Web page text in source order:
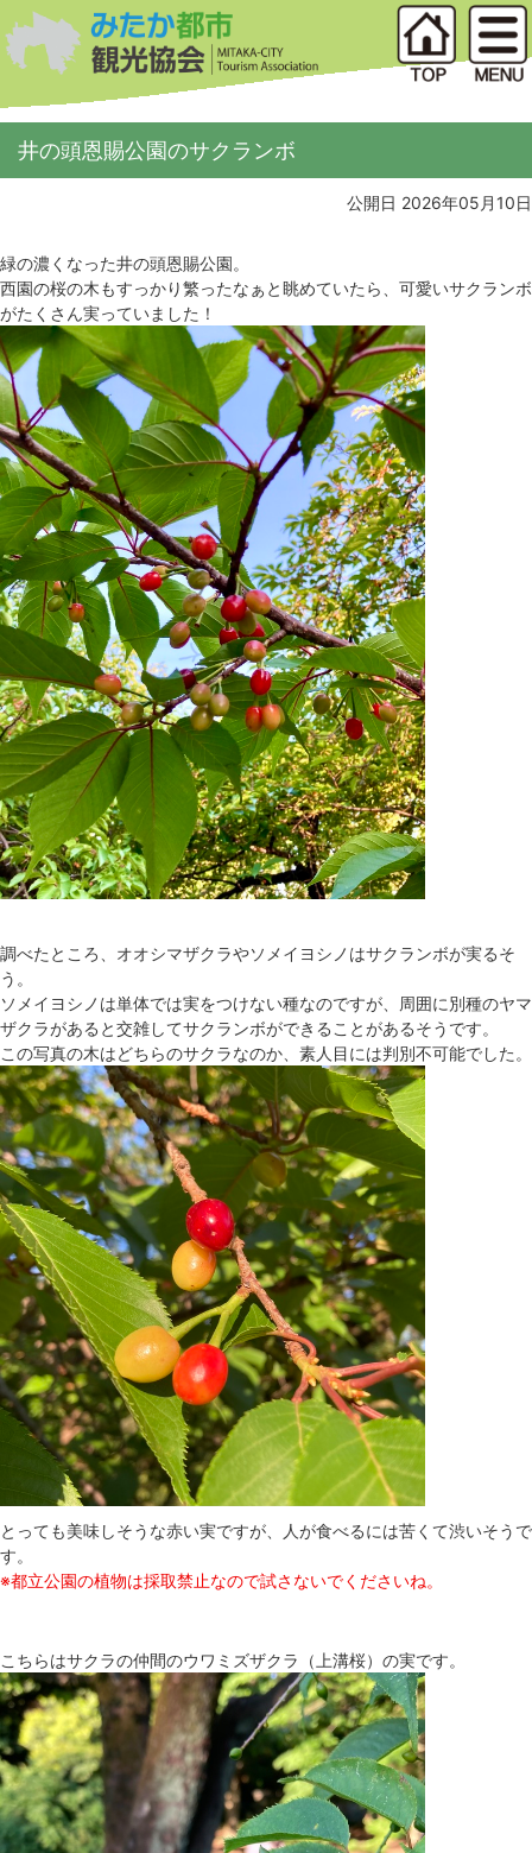
井の頭恩賜公園のサクランボ
公開日 2026年05月10日
緑の濃くなった井の頭恩賜公園。
西園の桜の木もすっかり繁ったなぁと眺めていたら、可愛いサクランボ
がたくさん実っていました！
調べたところ、オオシマザクラやソメイヨシノはサクランボが実るそ
う。
ソメイヨシノは単体では実をつけない種なのですが、周囲に別種のヤマ
ザクラがあると交雑してサクランボができることがあるそうです。
この写真の木はどちらのサクラなのか、素人目には判別不可能でした。
とっても美味しそうな赤い実ですが、人が食べるには苦くて渋いそうで
す。
※都立公園の植物は採取禁止なので試さないでくださいね。
こちらはサクラの仲間のウワミズザクラ（上溝桜）の実です。